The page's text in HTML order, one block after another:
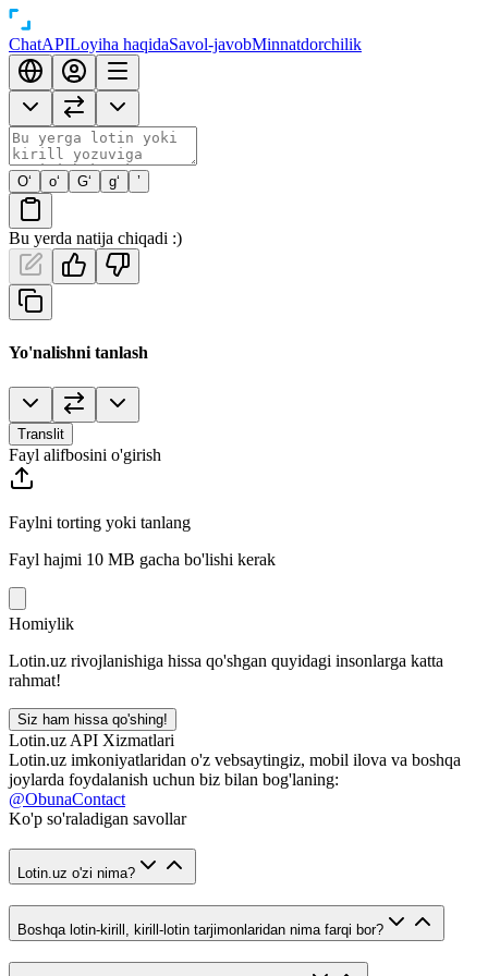
ChatAPILoyiha haqidaSavol-javobMinnatdorchilik
O‘ o‘ G‘ g‘ ’
Bu yerda natija chiqadi :)
Yo'nalishni tanlash
Translit
Fayl alifbosini o'girish
Faylni torting yoki tanlang
Fayl hajmi 10 MB gacha bo'lishi kerak
Homiylik
Lotin.uz rivojlanishiga hissa qo'shgan quyidagi insonlarga katta
rahmat!
Siz ham hissa qo'shing!
Lotin.uz API Xizmatlari
Lotin.uz imkoniyatlaridan o'z vebsaytingiz, mobil ilova va boshqa
joylarda foydalanish uchun biz bilan bog'laning:
@ObunaContact
Ko'p so'raladigan savollar
Lotin.uz o'zi nima?
Boshqa lotin-kirill, kirill-lotin tarjimonlaridan nima farqi bor?